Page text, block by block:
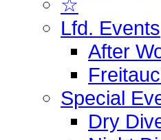
Lfd. Events
After
Special
Dry